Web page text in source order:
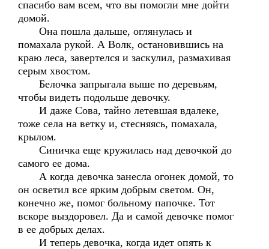
спасибо вам всем, что вы помогли мне дойти
домой.
Она пошла дальше, оглянулась и
помахала рукой. А Волк, остановившись на
краю леса, завертелся и заскулил, размахивая
серым хвостом.
Белочка запрыгала выше по деревьям,
чтобы видеть подольше девочку.
И даже Сова, тайно летевшая вдалеке,
тоже села на ветку и, стесняясь, помахала,
крылом.
Синичка еще кружилась над девочкой до
самого ее дома.
А когда девочка занесла огонек домой, то
он осветил все ярким добрым светом. Он,
конечно же, помог больному папочке. Тот
вскоре выздоровел. Да и самой девочке помог
в ее добрых делах.
И теперь девочка, когда идет опять к